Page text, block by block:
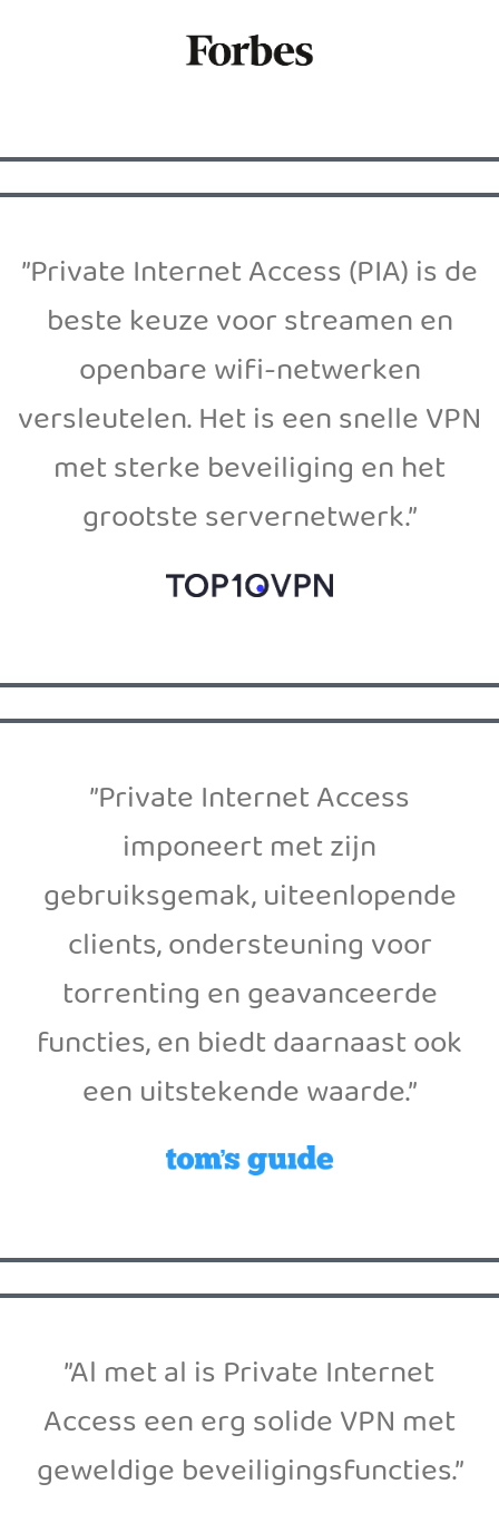
”Private Internet Access (PIA) is de
beste keuze voor streamen en
openbare wifi-netwerken
versleutelen. Het is een snelle VPN
met sterke beveiliging en het
grootste servernetwerk.”
”Private Internet Access
imponeert met zijn
gebruiksgemak, uiteenlopende
clients, ondersteuning voor
torrenting en geavanceerde
functies, en biedt daarnaast ook
een uitstekende waarde.”
”Al met al is Private Internet
Access een erg solide VPN met
geweldige beveiligingsfuncties.”